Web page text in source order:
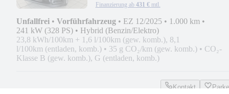
Finanzierung ab 431 € mtl.
Unfallfrei • Vorführfahrzeug • EZ 12/2025 • 1.000 km •
241 kW (328 PS) • Hybrid (Benzin/Elektro)
23,8 kWh/100km + 1,6 l/100km (gew. komb.), 8,1
l/100km (entladen, komb.) • 35 g CO₂/km (gew. komb.) • CO₂-
Klasse B (gew. komb.), G (entladen, komb.)
Kontakt